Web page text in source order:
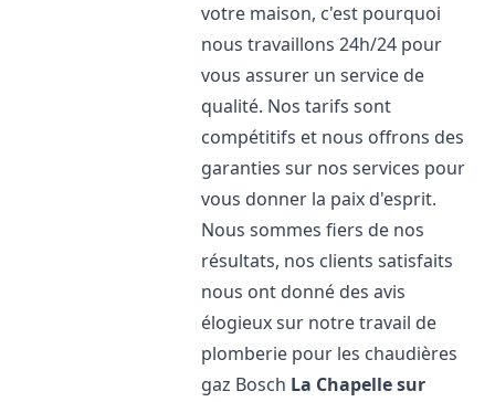
votre maison, c'est pourquoi
nous travaillons 24h/24 pour
vous assurer un service de
qualité. Nos tarifs sont
compétitifs et nous offrons des
garanties sur nos services pour
vous donner la paix d'esprit.
Nous sommes fiers de nos
résultats, nos clients satisfaits
nous ont donné des avis
élogieux sur notre travail de
plomberie pour les chaudières
gaz Bosch La Chapelle sur